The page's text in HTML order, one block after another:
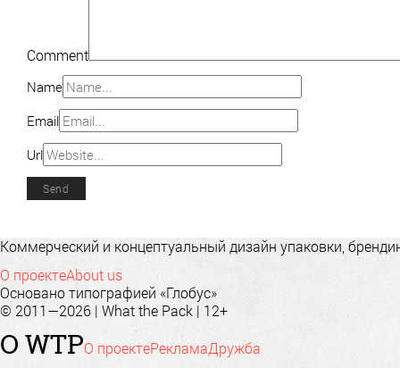
Comment
Name
Email
Url
Коммерческий и концептуальный дизайн упаковки,
О проектеAbout us
Основано типографией «Глобус»
© 2011—2026 | What the Pack | 12+
О WTPО проектеРекламаДружба